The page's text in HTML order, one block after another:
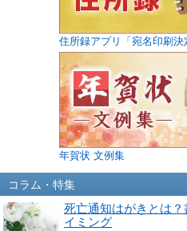
住所録アプリ「宛名印刷決
年賀状 文例集
コラム・特集
死亡通知はがきとは
イミング